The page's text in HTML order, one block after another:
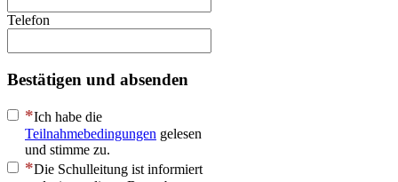
Telefon
Bestätigen und absenden
Ich habe die
Teilnahmebedingungen gelesen
und stimme zu.
Die Schulleitung ist informiert